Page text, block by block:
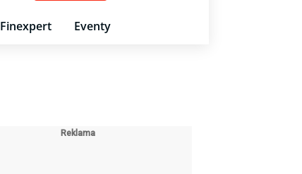
Finexpert Eventy